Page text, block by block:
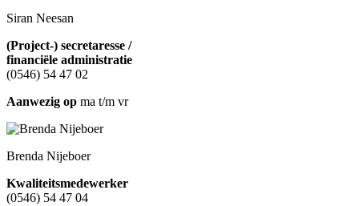
Siran Neesan
(Project-) secretaresse /
financiële administratie
(0546) 54 47 02
Aanwezig op ma t/m vr
Brenda Nijeboer
Kwaliteitsmedewerker
(0546) 54 47 04